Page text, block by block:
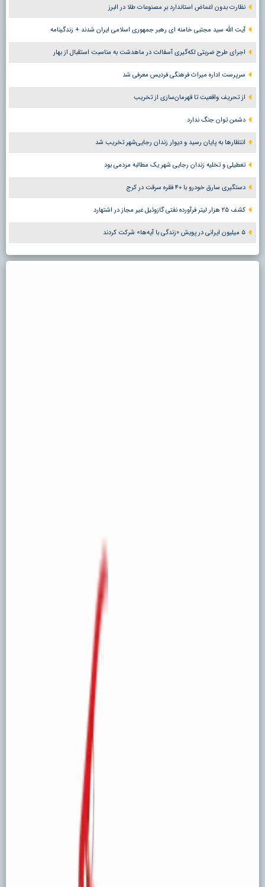
نظارت بدون اغماض استاندارد بر مصنوعات طلا در البرز
آیت الله سید مجتبی خامنه ای رهبر جمهوری اسلامی ایران شدند + زندگینامه
اجرای طرح ضربتی لکه‌گیری آسفالت در ماهدشت به مناسبت استقبال از بهار
سرپرست اداره میراث فرهنگی فردیس معرفی شد
از تحریف واقعیت تا قهرمان‌سازی از تخریب
دشمن توان جنگ ندارد
انتظارها به پایان رسید و دیوار زندان رجایی‌شهر تخریب شد
تعطیلی و تخلیه زندان رجایی شهر یک مطالبه مردمی بود
دستگیری سارق خودرو با ۴۰ فقره سرقت در کرج
کشف ۲۵ هزار لیتر فرآورده نفتی گازوئیل غیر مجاز در اشتهارد
۵ میلیون ایرانی در پویش «زندگی با آیه‌ها» شرکت کردند